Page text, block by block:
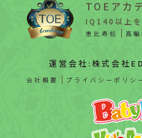
TOEアカ
IQ140以上を
恵比寿校 高輪
運営会社:株式会社
会社概要 プライバシーポリシ